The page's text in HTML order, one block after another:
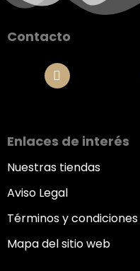
Contacto
Enlaces de interés
Nuestras tiendas
Aviso Legal
Términos y condiciones
Mapa del sitio web